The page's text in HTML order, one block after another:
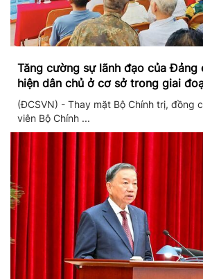
Tăng cường sự lãnh đạo của
hiện dân chủ ở cơ sở trong giai
(ĐCSVN) - Thay mặt Bộ Chính trị, đồng
viên Bộ Chính ...